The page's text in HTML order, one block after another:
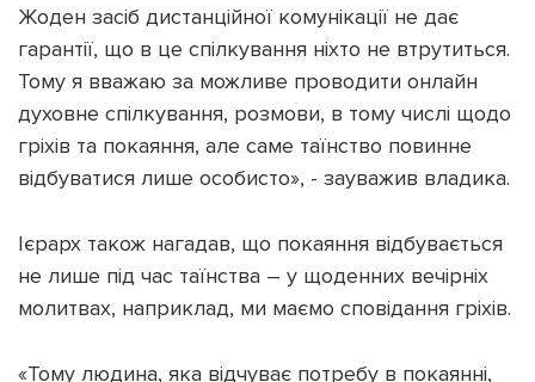
Підтримати dyvys.info
Жоден засіб дистанційної комунікації не дає
гарантії, що в це спілкування ніхто не втрутиться.
Тому я вважаю за можливе проводити онлайн
духовне спілкування, розмови, в тому числі щодо
гріхів та покаяння, але саме таїнство повинне
відбуватися лише особисто», - зауважив владика.
Ієрарх також нагадав, що покаяння відбувається
не лише під час таїнства – у щоденних вечірніх
молитвах, наприклад, ми маємо сповідання гріхів.
«Тому людина, яка відчуває потребу в покаянні,